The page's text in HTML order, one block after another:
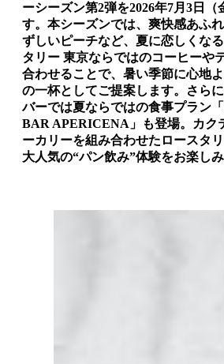
ーシーズン第2弾を2026年7月3日（
す。本シーズンでは、爽快感あふ
ずしいピーチなど、夏に恋しくな
タリー 東京ならではのコーヒーや
合わせることで、暑い季節に心地
の一杯としてご提案します。さら
バーでは夏ならではの食事プラ
BAR APERICENA」も登場。カク
ーカリーを組み合わせたロースタ
大人気の“パン飲み”体験をお楽しみ